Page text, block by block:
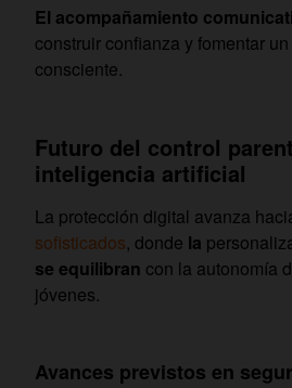
El acompañamiento
construir confianza y fomentar
consciente.
Futuro del control
inteligencia artificial
La protección digital avanza
sofisticados, donde la
se equilibran con la autonomía
jóvenes.
Avances previstos en